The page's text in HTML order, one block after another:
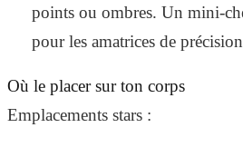
points ou ombres. Un mini-
pour les amatrices de
Où le placer sur ton corps
Emplacements stars :